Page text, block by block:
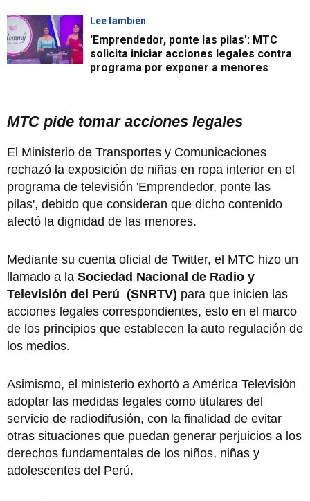
Lee también
'Emprendedor, ponte las pilas': MTC
solicita iniciar acciones legales contra
programa por exponer a menores
MTC pide tomar acciones legales
El Ministerio de Transportes y Comunicaciones
rechazó la exposición de niñas en ropa interior en el
programa de televisión 'Emprendedor, ponte las
pilas', debido que consideran que dicho contenido
afectó la dignidad de las menores.
Mediante su cuenta oficial de Twitter, el MTC hizo un
llamado a la Sociedad Nacional de Radio y
Televisión del Perú (SNRTV) para que inicien las
acciones legales correspondientes, esto en el marco
de los principios que establecen la auto regulación de
los medios.
Asimismo, el ministerio exhortó a América Televisión
adoptar las medidas legales como titulares del
servicio de radiodifusión, con la finalidad de evitar
otras situaciones que puedan generar perjuicios a los
derechos fundamentales de los niños, niñas y
adolescentes del Perú.